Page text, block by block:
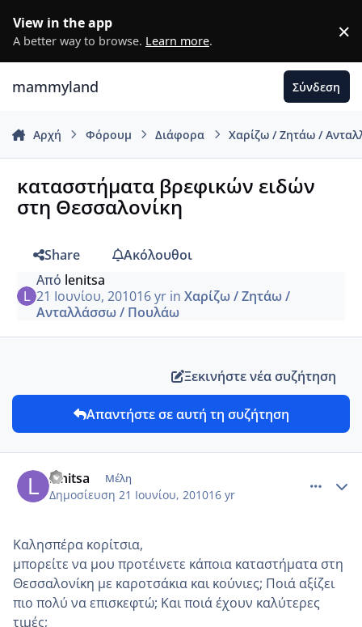
View in the app
A better way to browse. Learn more. ×
mammyland Σύνδεση
Αρχή Φόρουμ Διάφορα Χαρίζω / Ζητάω /
κατασστήματα βρεφικών ειδών
στη Θεσσαλονίκη
Share
Ακόλουθοι
Από lenitsa
21 Ιουνίου, 201016 yrin Χαρίζω / Ζητάω /
Ανταλλάσσω / Πουλάω
Ξεκινήστε νέα συζήτηση
Απαντήστε σε αυτή τη συζήτηση
lenitsa Μέλη
Δημοσίευση 21 Ιουνίου, 201016 yr
Καλησπέρα κορίτσια,
μπορείτε να μου προτέινετε κάποια καταστήματα στη
Θεσσαλονίκη με καροτσάκια και κούνιες; Ποιά αξίζει
πιο πολύ να επισκεφτώ; Και ποιά έχουν καλύτερες
τιμές;